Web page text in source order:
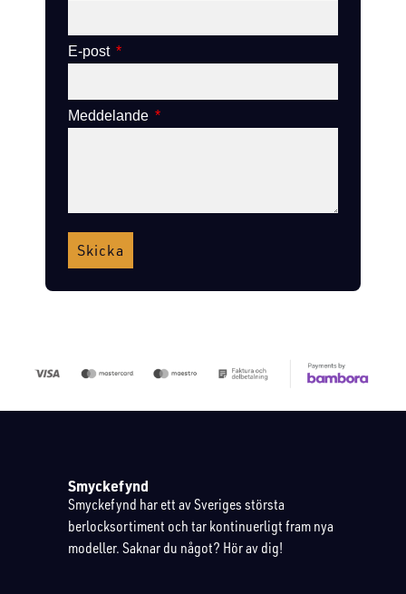
E-post
Meddelande
Skicka
Smyckefynd
Smyckefynd har ett av Sveriges största
berlocksortiment och tar kontinuerligt fram nya
modeller. Saknar du något? Hör av dig!